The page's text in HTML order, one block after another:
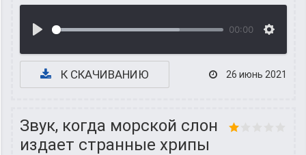
00:00
К СКАЧИВАНИЮ 26 июнь 2021
Звук, когда морской слон
издает странные хрипы